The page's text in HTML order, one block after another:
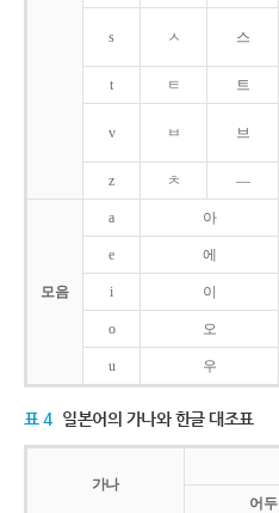
s ㅅ 스
t ㅌ 트
v ㅂ 브
z ㅊ ―
모음
a 아
e 에
i 이
o 오
u 우
표 4 일본어의 가나와 한글 대조표
가나
어두